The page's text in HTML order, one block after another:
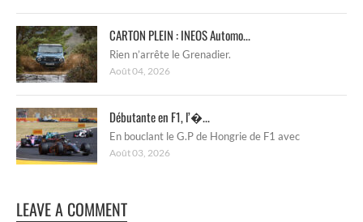
CARTON PLEIN : INEOS Automo...
Rien n’arrête le Grenadier.
Août 04, 2026
Débutante en F1, l’�...
En bouclant le G.P de Hongrie de F1 avec
Août 03, 2026
LEAVE A COMMENT